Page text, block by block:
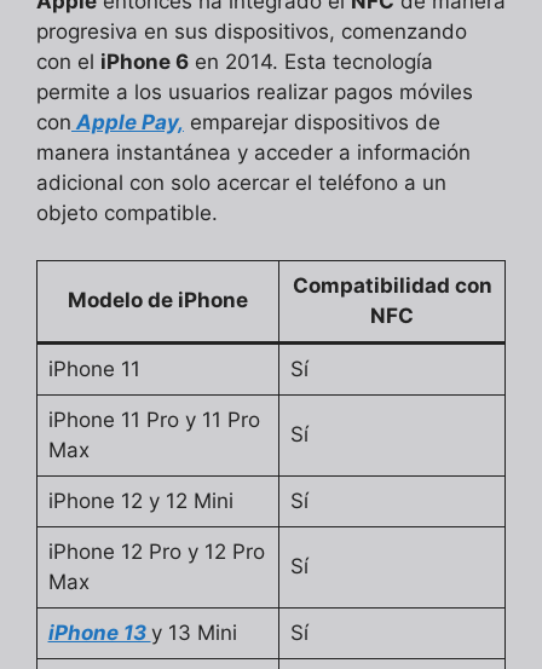
progresiva en sus dispositivos, comenzando
con el iPhone 6 en 2014. Esta tecnología
permite a los usuarios realizar pagos móviles
con Apple Pay, emparejar dispositivos de
manera instantánea y acceder a información
adicional con solo acercar el teléfono a un
objeto compatible.
Modelo de iPhone
Compatibilidad con
NFC
iPhone 11 Sí
iPhone 11 Pro y 11 Pro
Max
Sí
iPhone 12 y 12 Mini Sí
iPhone 12 Pro y 12 Pro
Max
Sí
iPhone 13 y 13 Mini Sí